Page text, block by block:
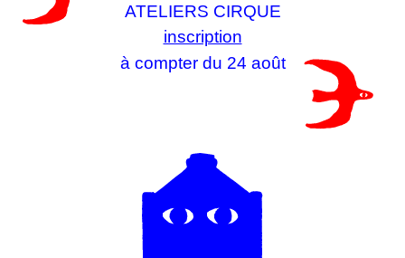
ATELIERS CIRQUE
inscription
à compter du 24 août